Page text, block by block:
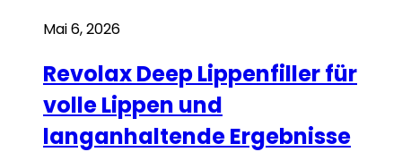
Mai 6, 2026
Revolax Deep Lippenfiller für
volle Lippen und
langanhaltende Ergebnisse